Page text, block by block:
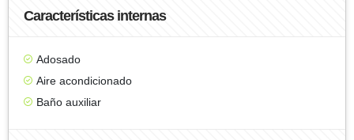
Características internas
Adosado
Aire acondicionado
Baño auxiliar